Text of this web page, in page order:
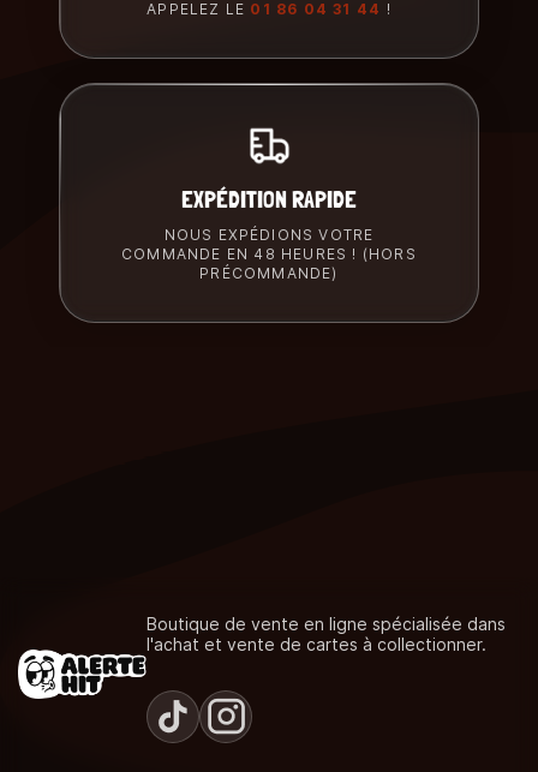
APPELEZ LE 01 86 04 31 44 !
EXPÉDITION RAPIDE
NOUS EXPÉDIONS VOTRE
COMMANDE EN 48 HEURES ! (HORS
PRÉCOMMANDE)
Boutique de vente en ligne spécialisée dans
l'achat et vente de cartes à collectionner.